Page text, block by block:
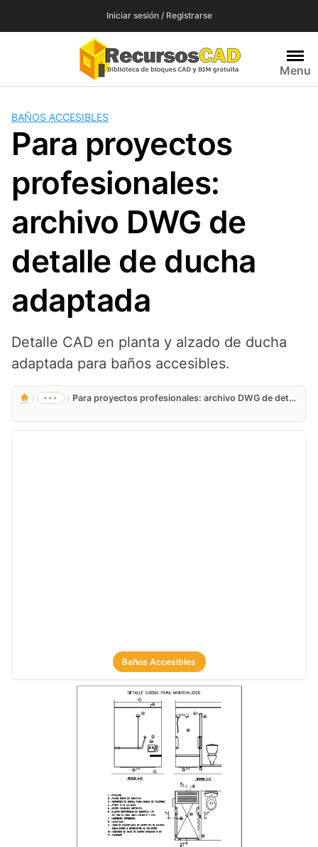
Iniciar sesión / Registrarse
Menu
BAÑOS ACCESIBLES
Para proyectos
profesionales:
archivo DWG de
detalle de ducha
adaptada
Detalle CAD en planta y alzado de ducha
adaptada para baños accesibles.
› ••• › Para proyectos profesionales: archivo DWG de detalle de ducha adaptada
Baños Accesibles